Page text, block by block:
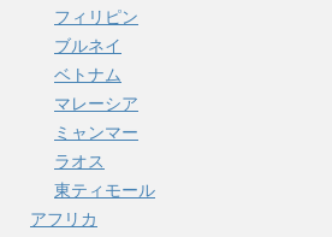
フィリピン
ブルネイ
ベトナム
マレーシア
ミャンマー
ラオス
東ティモール
アフリカ